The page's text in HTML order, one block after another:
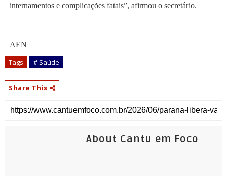
internamentos e complicações fatais”, afirmou o secretário.
AEN
Tags # Saúde
Share This
About Cantu em Foco